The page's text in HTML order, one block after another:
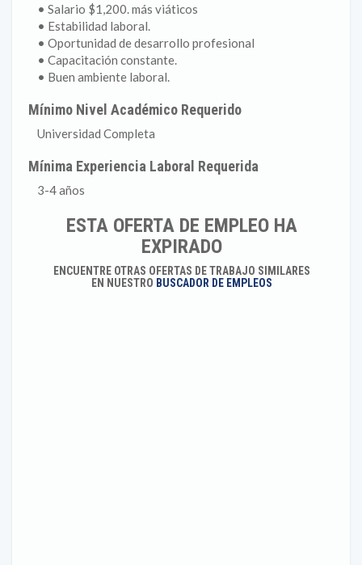
• Salario $1,200. más viáticos
• Estabilidad laboral.
• Oportunidad de desarrollo profesional
• Capacitación constante.
• Buen ambiente laboral.
Mínimo Nivel Académico Requerido
Universidad Completa
Mínima Experiencia Laboral Requerida
3-4 años
ESTA OFERTA DE EMPLEO HA
EXPIRADO
ENCUENTRE OTRAS OFERTAS DE TRABAJO SIMILARES
EN NUESTRO BUSCADOR DE EMPLEOS